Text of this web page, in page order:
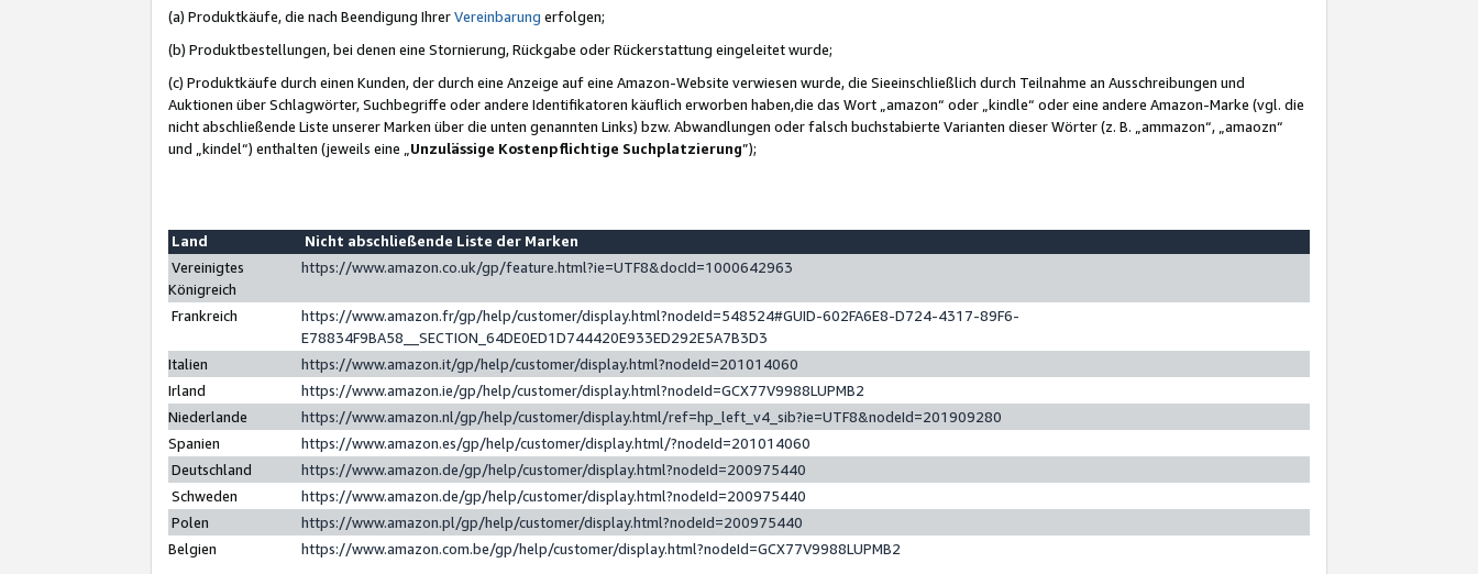
(a) Produktkäufe, die nach Beendigung IhrerVereinbarung erfolgen;
(b) Produktbestellungen, bei denen eine Stornierung, Rückgabe oder Rückerstattung eingeleitet wurde;
(c) Produktkäufe durch einen Kunden, der durch eine Anzeige auf eine Amazon-Website verwiesen wurde, die Sieeinschließlich durch Teilnahme an Ausschreibungen und
Auktionen über Schlagwörter, Suchbegriffe oder andere Identifikatoren käuflich erworben haben,die das Wort „amazon“ oder „kindle“ oder eine andere Amazon-Marke (vgl. die
nicht abschließende Liste unserer Marken über die unten genannten Links) bzw. Abwandlungen oder falsch buchstabierte Varianten dieser Wörter (z. B. „ammazon“, „amaozn“
und „kindel“) enthalten (jeweils eine „ Unzulässige Kostenpflichtige Suchplatzierung”);
Land
Nicht abschließende Liste der Marken
Vereinigtes
Königreich
https://www.amazon.co.uk/gp/feature.html?ie=UTF8&docId=1000642963
Frankreich
https://www.amazon.fr/gp/help/customer/display.html?nodeId=548524#GUID-602FA6E8-D724-4317-89F6-
E78834F9BA58__SECTION_64DE0ED1D744420E933ED292E5A7B3D3
Italien
https://www.amazon.it/gp/help/customer/display.html?nodeId=201014060
Irland
https://www.amazon.ie/gp/help/customer/display.html?nodeId=GCX77V9988LUPMB2
Niederlande
https://www.amazon.nl/gp/help/customer/display.html/ref=hp_left_v4_sib?ie=UTF8&nodeId=201909280
Spanien
https://www.amazon.es/gp/help/customer/display.html/?nodeId=201014060
Deutschland
https://www.amazon.de/gp/help/customer/display.html?nodeId=200975440
Schweden
https://www.amazon.de/gp/help/customer/display.html?nodeId=200975440
Polen
https://www.amazon.pl/gp/help/customer/display.html?nodeId=200975440
Belgien
https://www.amazon.com.be/gp/help/customer/display.html?nodeId=GCX77V9988LUPMB2